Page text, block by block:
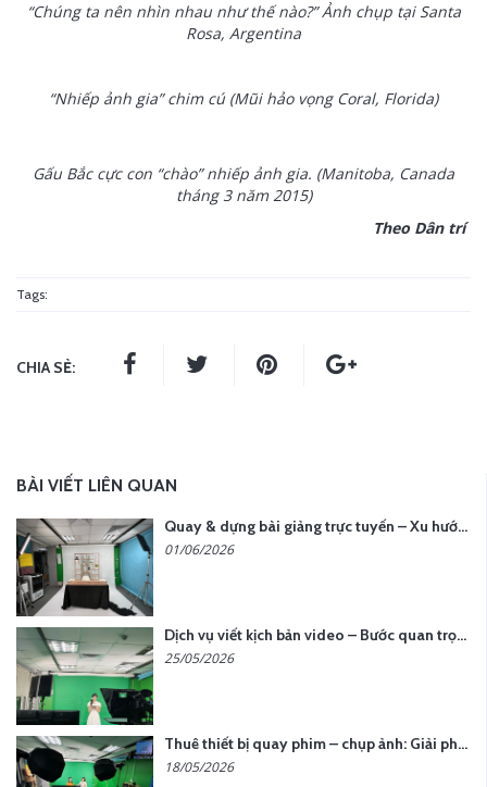
“Chúng ta nên nhìn nhau như thế nào?” Ảnh chụp tại Santa
Rosa, Argentina
“Nhiếp ảnh gia” chim cú (Mũi hảo vọng Coral, Florida)
Gấu Bắc cực con “chào” nhiếp ảnh gia. (Manitoba, Canada
tháng 3 năm 2015)
Theo Dân trí
Tags:
CHIA SẺ:
BÀI VIẾT LIÊN QUAN
Quay & dựng bài giảng trực tuyến – Xu hướng đào tạo thời đại số
01/06/2026
Dịch vụ viết kịch bản video – Bước quan trọng quyết định thành công nội dung
25/05/2026
Thuê thiết bị quay phim – chụp ảnh: Giải pháp tối ưu chi phí cho doanh nghiệp
18/05/2026